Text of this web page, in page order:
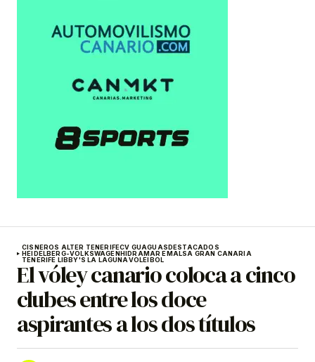
CISNEROS ALTER TENERIFECV GUAGUASDESTACADOS
HEIDELBERG-VOLKSWAGENHIDRAMAR EMALSA GRAN CANARIA
TENERIFE LIBBY'S LA LAGUNAVOLEIBOL
El vóley canario coloca a cinco
clubes entre los doce
aspirantes a los dos títulos